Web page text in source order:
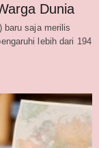
Dunia
baru saja merilis
lebih dari 194